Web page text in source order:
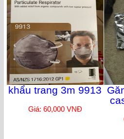
khẩu trang 3m 9913
Giá: 60,000 VNĐ